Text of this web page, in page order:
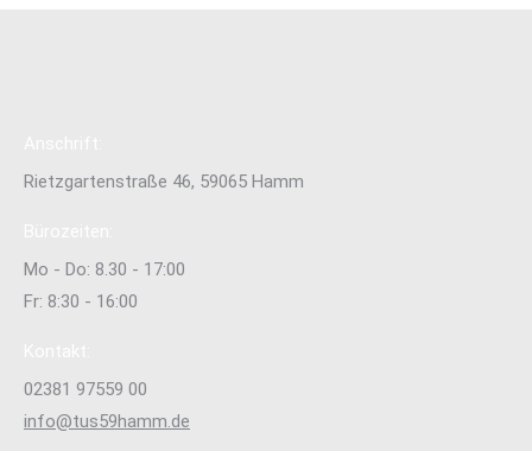
Rietzgartenstraße 46, 59065 Hamm
Mo - Do: 8.30 - 17:00
Fr: 8:30 - 16:00
02381 97559 00
info@tus59hamm.de